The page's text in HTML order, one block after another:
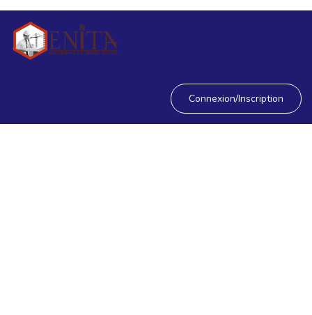
Connexion/Inscription